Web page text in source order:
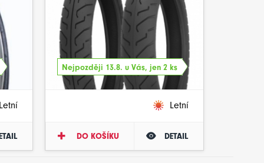
Nejpozději 13.8. u Vás, jen 2 ks
Letní
DO KOŠÍKU DETAIL